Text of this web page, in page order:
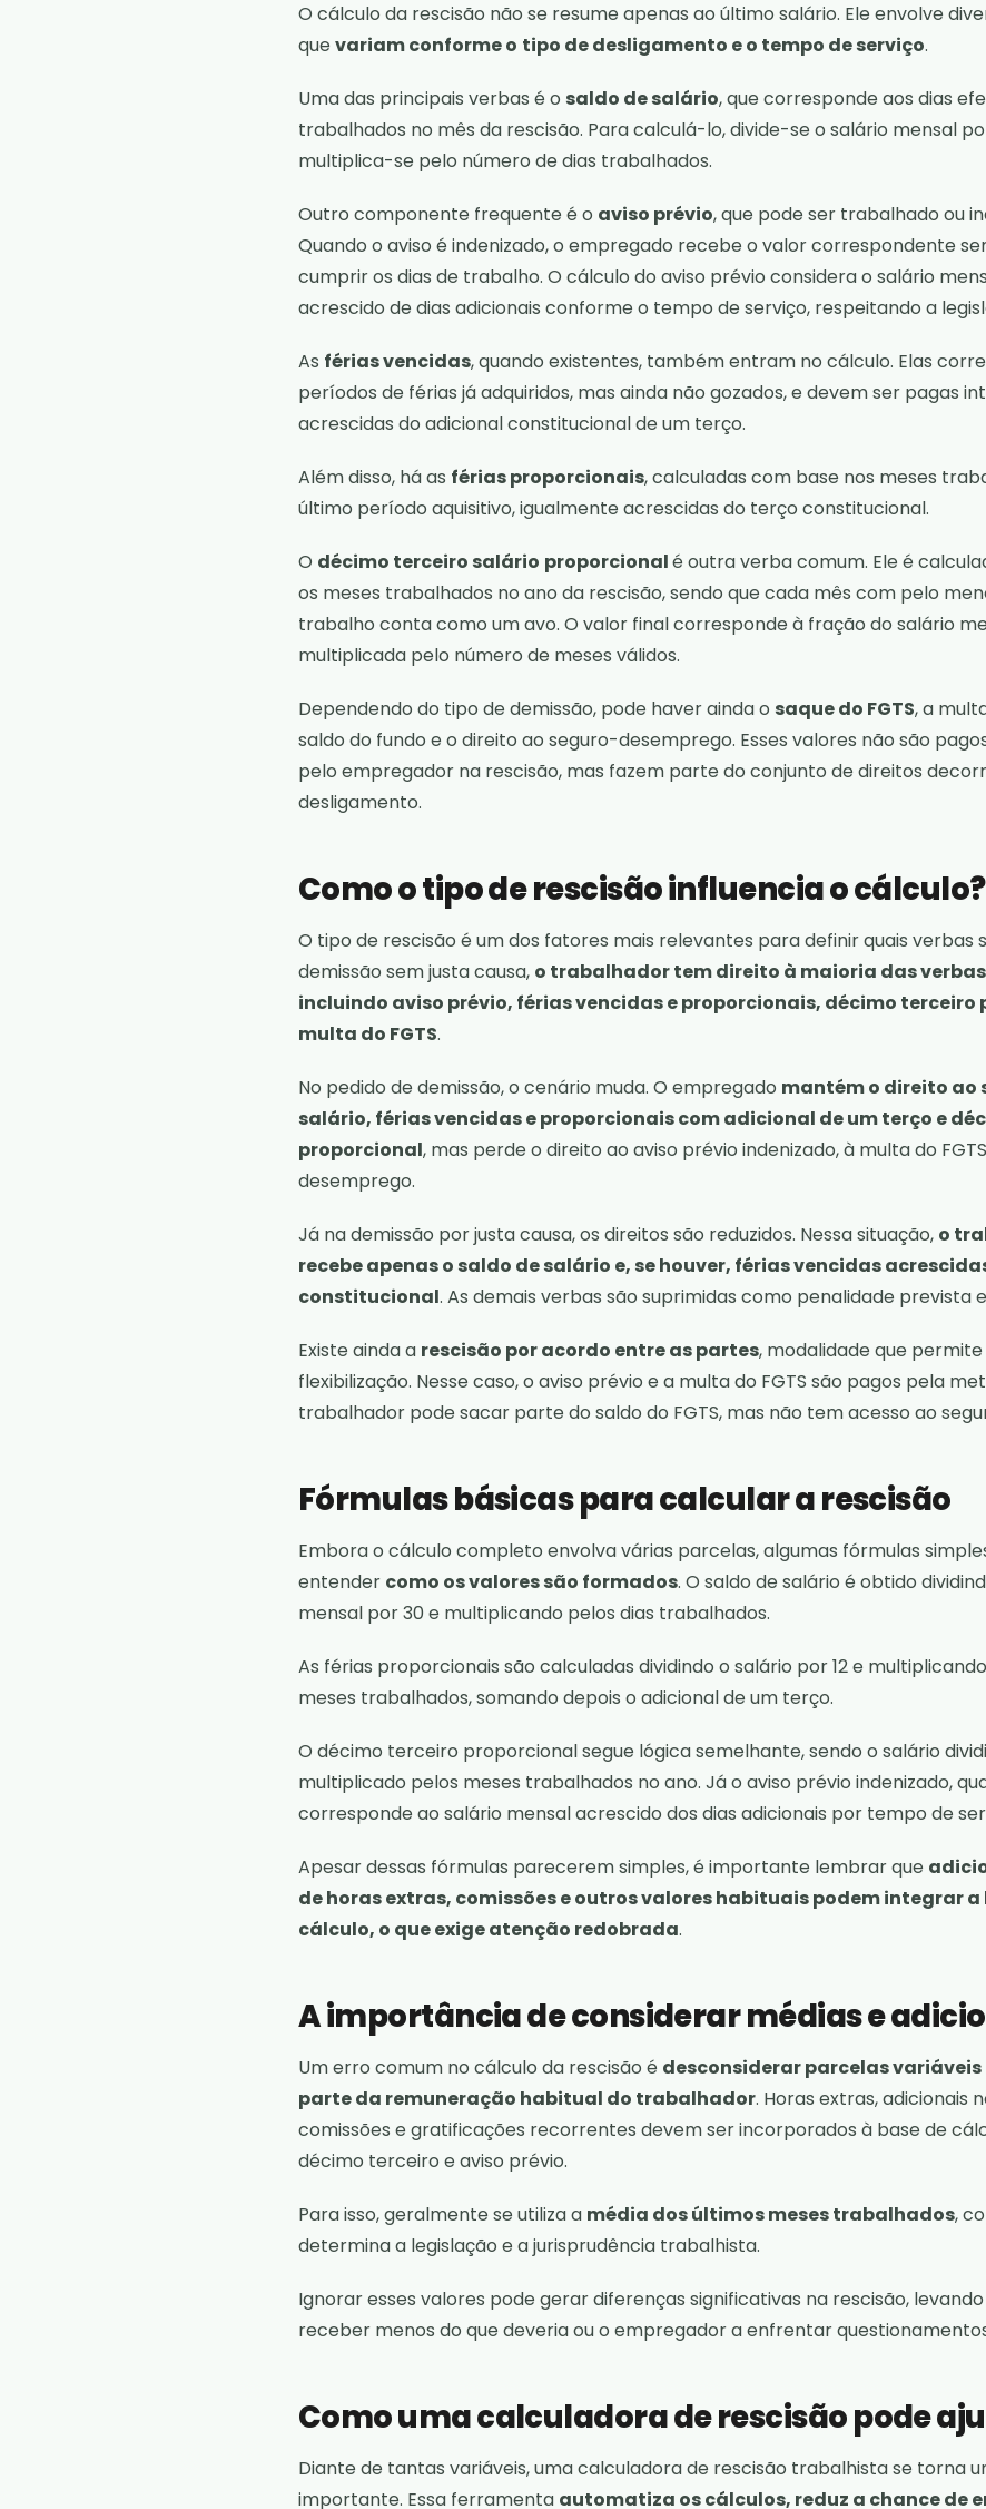
O cálculo da rescisão não se resume apenas ao último salário. Ele envolve
que variam conforme o tipo de desligamento e o tempo de serviço.
Uma das principais verbas é o saldo de salário, que corresponde aos dias
trabalhados no mês da rescisão. Para calculá-lo, divide-se o salário mensal
multiplica-se pelo número de dias trabalhados.
Outro componente frequente é o aviso prévio, que pode ser trabalhado ou
Quando o aviso é indenizado, o empregado recebe o valor correspondente
cumprir os dias de trabalho. O cálculo do aviso prévio considera o salário
acrescido de dias adicionais conforme o tempo de serviço, respeitando a
As férias vencidas, quando existentes, também entram no cálculo. Elas
períodos de férias já adquiridos, mas ainda não gozados, e devem ser pagas
acrescidas do adicional constitucional de um terço.
Além disso, há as férias proporcionais, calculadas com base nos meses
último período aquisitivo, igualmente acrescidas do terço constitucional.
O décimo terceiro salário proporcionalé outra verba comum. Ele é
os meses trabalhados no ano da rescisão, sendo que cada mês com pelo
trabalho conta como um avo. O valor final corresponde à fração do salário
multiplicada pelo número de meses válidos.
Dependendo do tipo de demissão, pode haver ainda o saque do FGTS, a
saldo do fundo e o direito ao seguro-desemprego. Esses valores não são
pelo empregador na rescisão, mas fazem parte do conjunto de direitos
desligamento.
Como o tipo de rescisão influencia o cálculo?
O tipo de rescisão é um dos fatores mais relevantes para definir quais verbas
demissão sem justa causa, o trabalhador tem direito à maioria das
incluindo aviso prévio, férias vencidas e proporcionais, décimo terceiro
multa do FGTS.
No pedido de demissão, o cenário muda. O empregado mantém o direito ao
salário, férias vencidas e proporcionais com adicional de um terço e
proporcional, mas perde o direito ao aviso prévio indenizado, à multa do
desemprego.
Já na demissão por justa causa, os direitos são reduzidos. Nessa situação, o
recebe apenas o saldo de salário e, se houver, férias vencidas
constitucional. As demais verbas são suprimidas como penalidade prevista
Existe ainda a rescisão por acordo entre as partes, modalidade que
flexibilização. Nesse caso, o aviso prévio e a multa do FGTS são pagos pela
trabalhador pode sacar parte do saldo do FGTS, mas não tem acesso ao
Fórmulas básicas para calcular a rescisão
Embora o cálculo completo envolva várias parcelas, algumas fórmulas
entender como os valores são formados. O saldo de salário é obtido
mensal por 30 e multiplicando pelos dias trabalhados.
As férias proporcionais são calculadas dividindo o salário por 12 e
meses trabalhados, somando depois o adicional de um terço.
O décimo terceiro proporcional segue lógica semelhante, sendo o salário
multiplicado pelos meses trabalhados no ano. Já o aviso prévio indenizado,
corresponde ao salário mensal acrescido dos dias adicionais por tempo de
Apesar dessas fórmulas parecerem simples, é importante lembrar que
de horas extras, comissões e outros valores habituais podem integrar a
cálculo, o que exige atenção redobrada.
A importância de considerar médias e
Um erro comum no cálculo da rescisão é desconsiderar parcelas variáveis
parte da remuneração habitual do trabalhador. Horas extras, adicionais
comissões e gratificações recorrentes devem ser incorporados à base de
décimo terceiro e aviso prévio.
Para isso, geralmente se utiliza a média dos últimos meses trabalhados,
determina a legislação e a jurisprudência trabalhista.
Ignorar esses valores pode gerar diferenças significativas na rescisão,
receber menos do que deveria ou o empregador a enfrentar
Como uma calculadora de rescisão pode
Diante de tantas variáveis, uma calculadora de rescisão trabalhista se torna
importante. Essa ferramenta automatiza os cálculos, reduz a chance de